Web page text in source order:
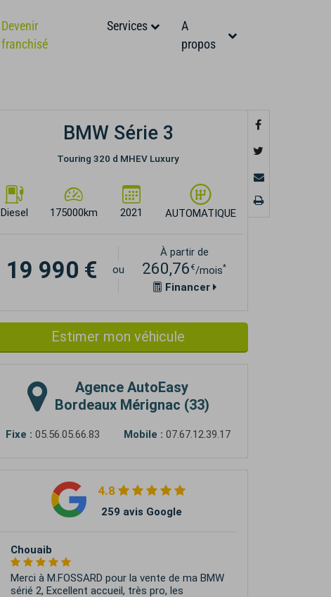
Devenir
franchisé
Services
A
propos
BMW Série 3
Touring 320 d MHEV Luxury
Diesel 175000km 2021 AUTOMATIQUE
19 990 € ou
À partir de
260,76 €/mois*
Financer
Estimer mon véhicule
Agence AutoEasy
Bordeaux Mérignac (33)
Fixe : 05.56.05.66.83 Mobile : 07.67.12.39.17
4.8
259 avis Google
Jean-Michel NOTO
Je recommande vivement AutoEasy ! Un
grand merci à Kevin, qui a été mon